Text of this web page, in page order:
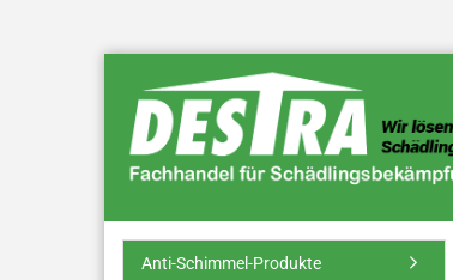
Anti-Schimmel-Produkte